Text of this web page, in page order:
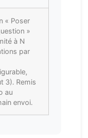
« Poser
»
à N
par
3). Remis
au
envoi.